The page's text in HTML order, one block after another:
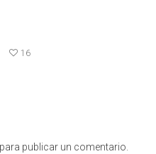
16
para publicar un comentario.